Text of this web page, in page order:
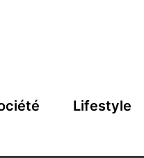
Lifestyle